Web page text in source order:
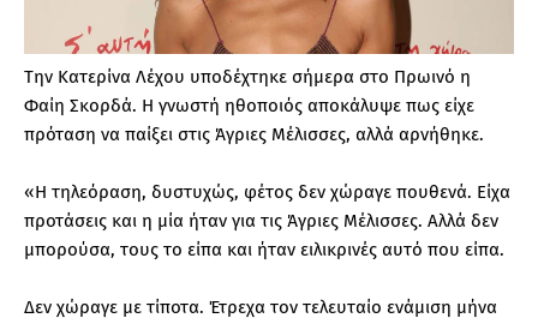
Την Κατερίνα Λέχου υποδέχτηκε σήμερα στο Πρωινό η
Φαίη Σκορδά. Η γνωστή ηθοποιός αποκάλυψε πως είχε
πρόταση να παίξει στις Άγριες Μέλισσες, αλλά αρνήθηκε.
«Η τηλεόραση, δυστυχώς, φέτος δεν χώραγε πουθενά. Είχα
προτάσεις και η μία ήταν για τις Άγριες Μέλισσες. Αλλά δεν
μπορούσα, τους το είπα και ήταν ειλικρινές αυτό που είπα.
Δεν χώραγε με τίποτα. Έτρεχα τον τελευταίο ενάμιση μήνα